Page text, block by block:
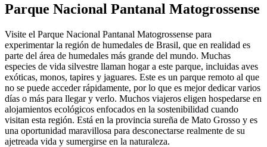
Parque Nacional Pantanal Matogrossense
Visite el Parque Nacional Pantanal Matogrossense para
experimentar la región de humedales de Brasil, que en realidad es
parte del área de humedales más grande del mundo. Muchas
especies de vida silvestre llaman hogar a este parque, incluidas aves
exóticas, monos, tapires y jaguares. Este es un parque remoto al que
no se puede acceder rápidamente, por lo que es mejor dedicar varios
días o más para llegar y verlo. Muchos viajeros eligen hospedarse en
alojamientos ecológicos enfocados en la sostenibilidad cuando
visitan esta región. Está en la provincia sureña de Mato Grosso y es
una oportunidad maravillosa para desconectarse realmente de su
ajetreada vida y sumergirse en la naturaleza.